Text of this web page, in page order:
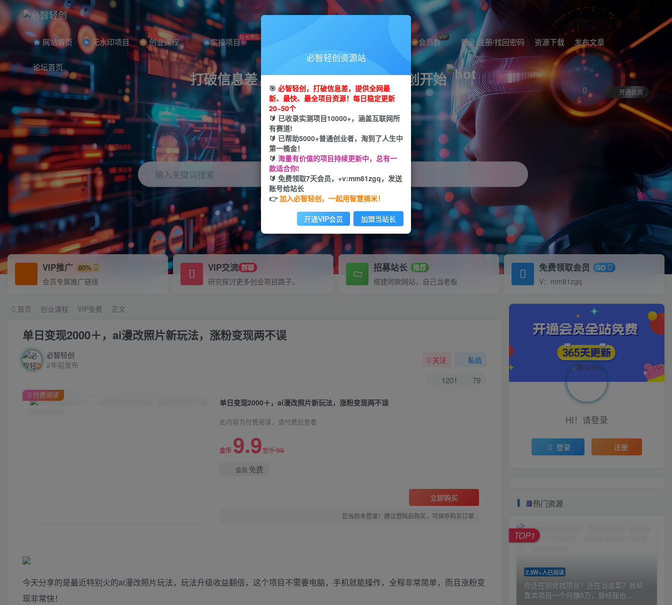
网站首页 无水印项目 创业课程NEW 实操项目站长带队 会员群VIP 登录/注册/找回密码 资源下载 发布文章
论坛首页
开通会员
打破信息差，挖到第一桶金从必智轻创开始
轻创业+轻投资+轻松赚
全网首发 每日更新！
输入关键词搜索
引流 抖音 小红书 剪辑 电商
VIP推广 80%
会员专属推广链接
VIP交流 群聊
研究探讨更多创业项目路子。
招募站长 推荐
搭建同款网站，自己当老板
免费领取会员 GO
V：mm81zgq
首页 创业课程 VIP免费 正文
单日变现2000＋，ai漫改照片新玩法，涨粉变现两不误
必智轻创
2年前发布
关注 私信
1201 79
单日变现2000＋，ai漫改照片新玩法，涨粉变现两不误
此内容为付费阅读，请付费后查看
金币 9.9金币99
会员 免费
立即购买
您当前未登录！建议登陆后购买，可保存购买订单
付费阅读
今天分享的是最近特别火的ai漫改照片玩法，玩法升级收益翻倍，这个项目不需要电脑，手机就能操作，全程非常简单，而且涨粉变
现非常快！
HI！请登录
登录 注册
热门资源
2.3W+人已阅读
你还在到处找项目？还在当韭菜？我却
靠卖项目一个月赚5万，曾经我也...
TOP1
必智轻创资源站
🎯 必智轻创，打破信息差，提供全网最
新、最快、最全项目资源！每日稳定更新
20~50个
🔰 已收录实测项目10000+，涵盖互联网所
有赛道!
🔰 已帮助5000+普通创业者，淘到了人生中
第一桶金！
🔰 海量有价值的项目持续更新中，总有一
款适合你!
🔰 免费领取7天会员，+v:mm81zgq，发送
账号给站长
👉加入必智轻创，一起用智慧搞米！
开通VIP会员 加盟当站长